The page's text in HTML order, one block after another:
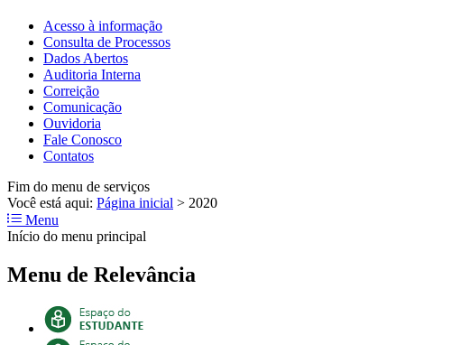
Acesso à informação
Consulta de Processos
Dados Abertos
Auditoria Interna
Correição
Comunicação
Ouvidoria
Fale Conosco
Contatos
Fim do menu de serviços
Você está aqui: Página inicial > 2020
Menu
Início do menu principal
Menu de Relevância